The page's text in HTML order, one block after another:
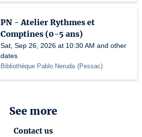
PN - Atelier Rythmes et
Comptines (0-5 ans)
Sat, Sep 26, 2026 at 10:30 AM and other
dates
Bibliothèque Pablo Neruda (Pessac)
See more
Contact us